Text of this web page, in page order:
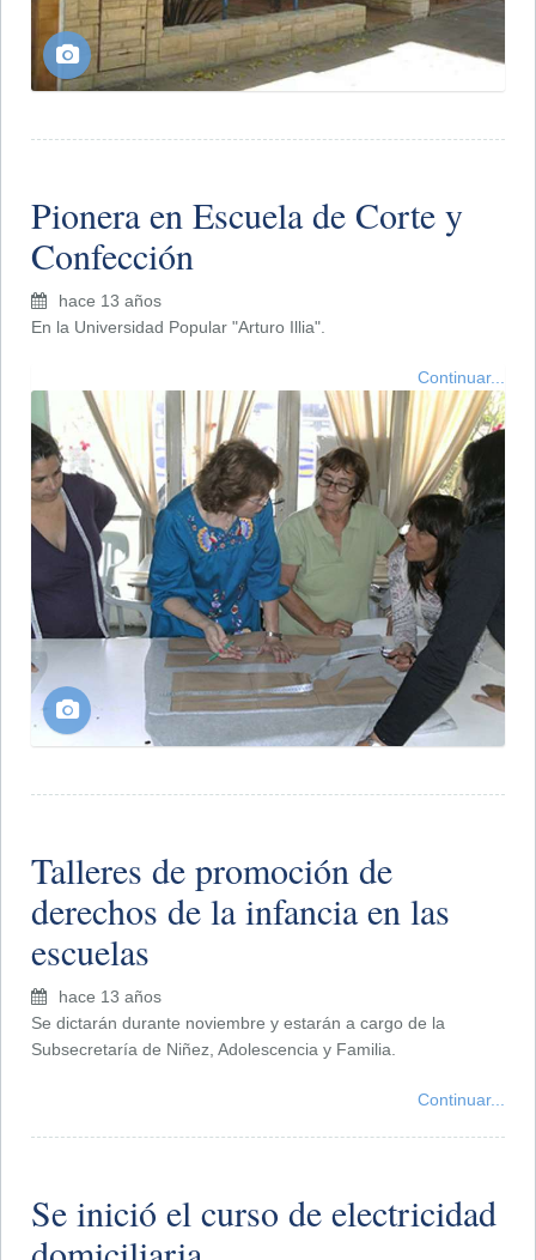
Pionera en Escuela de Corte y
Confección
hace 13 años
En la Universidad Popular "Arturo Illia".
Continuar...
Talleres de promoción de
derechos de la infancia en las
escuelas
hace 13 años
Se dictarán durante noviembre y estarán a cargo de la
Subsecretaría de Niñez, Adolescencia y Familia.
Continuar...
Se inició el curso de electricidad